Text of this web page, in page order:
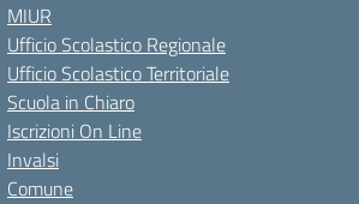
MIUR
Ufficio Scolastico Regionale
Ufficio Scolastico Territoriale
Scuola in Chiaro
Iscrizioni On Line
Invalsi
Comune